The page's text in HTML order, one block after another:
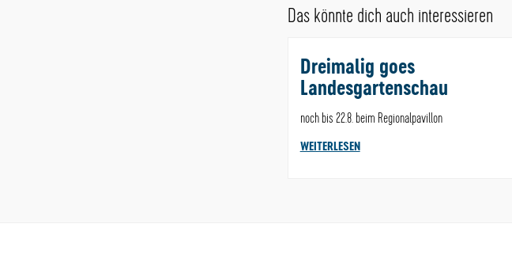
Das könnte dich auch interessieren
Dreimalig goes
Landesgartenschau
noch bis 22.8. beim Regionalpavillon
WEITERLESEN